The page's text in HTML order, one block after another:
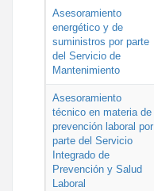
Asesoramiento
energético y de
suministros por parte
del Servicio de
Mantenimiento
Asesoramiento
técnico en materia de
prevención laboral por
parte del Servicio
Integrado de
Prevención y Salud
Laboral